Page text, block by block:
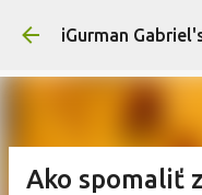
iGurman
Ako spomaliť